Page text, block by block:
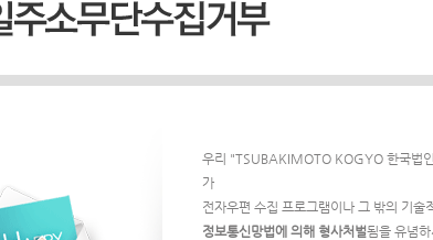
우리 "TSUBAKIMOTO KOGYO 한국법
가
전자우편 수집 프로그램이나 그 밖의 기술
정보통신망법에 의해 형사처벌됨을 유념하